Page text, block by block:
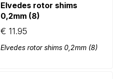
Elvedes rotor shims
0,2mm (8)
€ 11.95
Elvedes rotor shims 0,2mm (8)